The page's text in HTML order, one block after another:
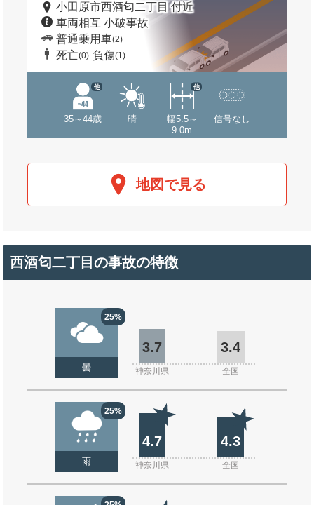
小田原市西酒匂二丁目 付近
車両相互 小破事故
普通乗用車(2)
死亡(0) 負傷(1)
35～44歳
他
晴
幅5.5～
9.0m
他
信号なし
地図で見る
西酒匂二丁目の事故の特徴
25%
曇
3.7 3.4
神奈川県 全国
25%
雨
4.7 4.3
神奈川県 全国